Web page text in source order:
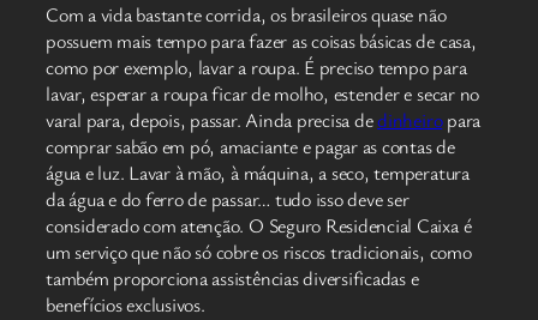
Com a vida bastante corrida, os brasileiros quase não
possuem mais tempo para fazer as coisas básicas de casa,
como por exemplo, lavar a roupa. É preciso tempo para
lavar, esperar a roupa ficar de molho, estender e secar no
varal para, depois, passar. Ainda precisa dedinheiropara
comprar sabão em pó, amaciante e pagar as contas de
água e luz. Lavar à mão, à máquina, a seco, temperatura
da água e do ferro de passar… tudo isso deve ser
considerado com atenção. O Seguro Residencial Caixa é
um serviço que não só cobre os riscos tradicionais, como
também proporciona assistências diversificadas e
benefícios exclusivos.